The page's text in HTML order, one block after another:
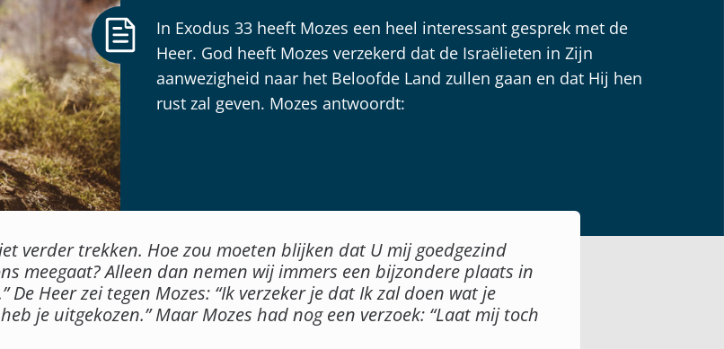
In Exodus 33 heeft Mozes een heel interessant gesprek met de
Heer. God heeft Mozes verzekerd dat de Israëlieten in Zijn
aanwezigheid naar het Beloofde Land zullen gaan en dat Hij hen
rust zal geven. Mozes antwoordt:
verder trekken. Hoe zou moeten blijken dat U mij goedgezind
meegaat? Alleen dan nemen wij immers een bijzondere plaats in
Heer zei tegen Mozes: “Ik verzeker je dat Ik zal doen wat je
je uitgekozen.” Maar Mozes had nog een verzoek: “Laat mij toch